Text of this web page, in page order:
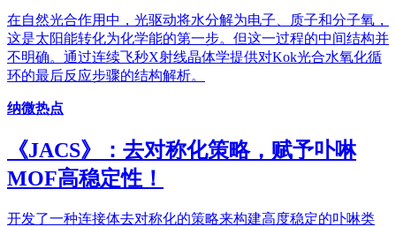
在自然光合作用中，光驱动将水分解为电子、质子和分子氧，
这是太阳能转化为化学能的第一步。但这一过程的中间结构并
不明确。通过连续飞秒X射线晶体学提供对Kok光合水氧化循
环的最后反应步骤的结构解析。
纳微热点
《JACS》：去对称化策略，赋予卟啉
MOF高稳定性！
开发了一种连接体去对称化的策略来构建高度稳定的卟啉类